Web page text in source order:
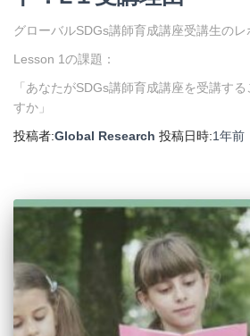
グローバルSDGs講師育成講座受講生のレ
Lesson 1の課題：
「あなたがSDGs講師育成講座を受講す
すか」
投稿者:Global Research 投稿日時:1年前